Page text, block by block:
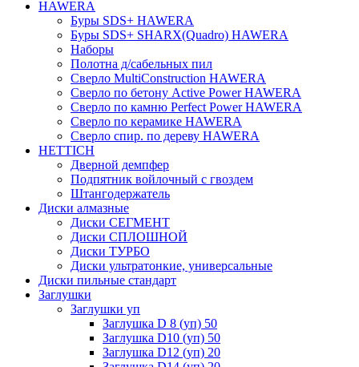
HAWERA
Буры SDS+ HAWERA
Буры SDS+ SHARX(Quadro) HAWERA
Наборы
Полотна д/сабельных пил
Сверло MultiConstruction HAWERA
Сверло по бетону Active Power HAWERA
Сверло по камню Perfect Power HAWERA
Сверло по керамике HAWERA
Сверло спир. по дереву HAWERA
HETTICH
Дверной демпфер
Подпятник войлочный с гвоздем
Штангодержатель
Диски алмазные
Диски СЕГМЕНТ
Диски СПЛОШНОЙ
Диски ТУРБО
Диски ультратонкие, универсальные
Диски пильные стандарт
Заглушки
Заглушки уп
Заглушка D 8 (уп) 50
Заглушка D10 (уп) 50
Заглушка D12 (уп) 20